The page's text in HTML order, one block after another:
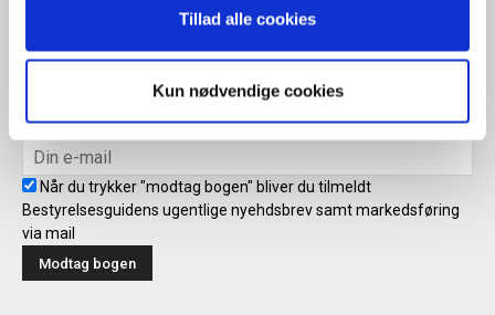
Tillad alle cookies
Kun nødvendige cookies
Modtag bogen direkte i din
mailboks
Når du trykker "modtag bogen" bliver du tilmeldt
Bestyrelsesguidens ugentlige nyehdsbrev samt markedsføring
via mail